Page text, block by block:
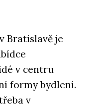
Bratislavě je
v centru
formy bydlení.
v